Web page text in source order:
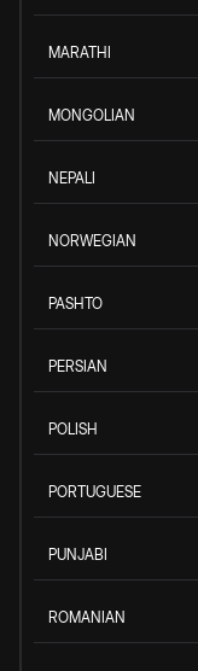
MARATHI
MONGOLIAN
NEPALI
NORWEGIAN
PASHTO
PERSIAN
POLISH
PORTUGUESE
PUNJABI
ROMANIAN